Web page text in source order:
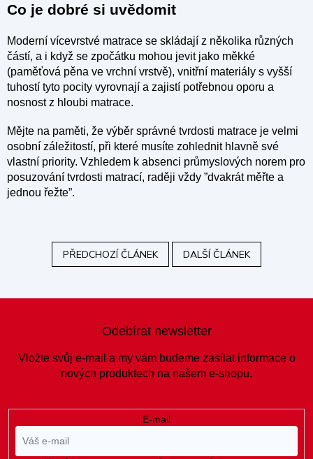
Co je dobré si uvědomit
Moderní vícevrstvé matrace se skládají z několika různých
částí, a i když se zpočátku mohou jevit jako měkké
(paměťová pěna ve vrchní vrstvě), vnitřní materiály s vyšší
tuhostí tyto pocity vyrovnají a zajistí potřebnou oporu a
nosnost z hloubi matrace.
Mějte na paměti, že výběr správné tvrdosti matrace je velmi
osobní záležitostí, při které musíte zohlednit hlavně své
vlastní priority. Vzhledem k absenci průmyslových norem pro
posuzování tvrdosti matrací, raději vždy ”dvakrát měřte a
jednou řežte”.
PŘEDCHOZÍ ČLÁNEK DALŠÍ ČLÁNEK
Odebírat newsletter
Vložte svůj e-mail a my vám budeme zasílat informace o
nových produktech na našem e-shopu.
E-mail